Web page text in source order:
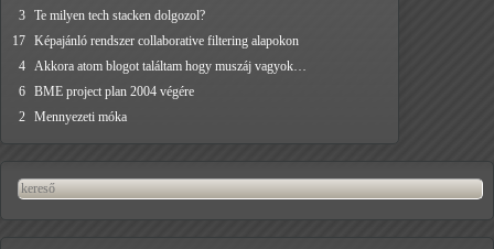
3 Te milyen tech stacken dolgozol?
17 Képajánló rendszer collaborative filtering alapokon
4
Akkora atom blogot találtam hogy muszáj vagyok…
6 BME project plan 2004 végére
2 Mennyezeti móka